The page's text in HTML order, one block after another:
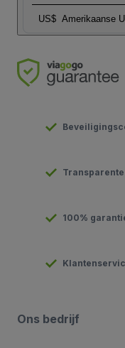
US$ Amerikaanse
100%
Ons bedrijf